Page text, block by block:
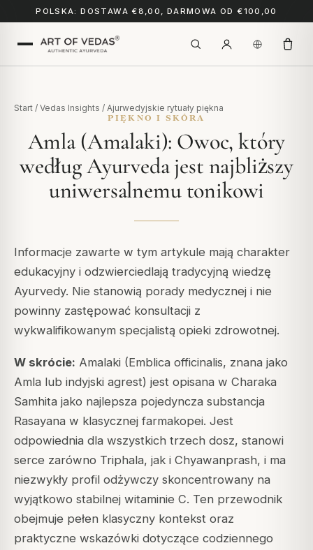
POLSKA: DOSTAWA €8,00, DARMOWA OD €100,00
Start / Vedas Insights / Ajurwedyjskie rytuały piękna
PIĘKNO I SKÓRA
Amla (Amalaki): Owoc, który
według Ayurveda jest najbliższy
uniwersalnemu tonikowi
Informacje zawarte w tym artykule mają charakter
edukacyjny i odzwierciedlają tradycyjną wiedzę
Ayurvedy. Nie stanowią porady medycznej i nie
powinny zastępować konsultacji z
wykwalifikowanym specjalistą opieki zdrowotnej.
W skrócie: Amalaki (Emblica officinalis, znana jako
Amla lub indyjski agrest) jest opisana w Charaka
Samhita jako najlepsza pojedyncza substancja
Rasayana w klasycznej farmakopei. Jest
odpowiednia dla wszystkich trzech dosz, stanowi
serce zarówno Triphala, jak i Chyawanprash, i ma
niezwykły profil odżywczy skoncentrowany na
wyjątkowo stabilnej witaminie C. Ten przewodnik
obejmuje pełen klasyczny kontekst oraz
praktyczne wskazówki dotyczące codziennego